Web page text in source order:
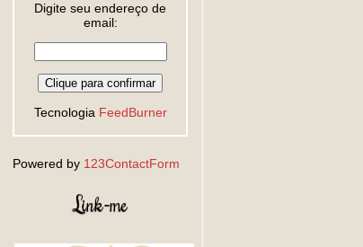
Digite seu endereço de
email:
Tecnologia FeedBurner
Powered by 123ContactForm
Link-me